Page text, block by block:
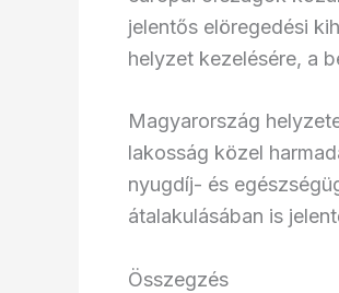
jelentős elöregedési
helyzet kezelésére, a
Magyarország
lakosság közel
nyugdíj- és
átalakulásában is
Összegzés